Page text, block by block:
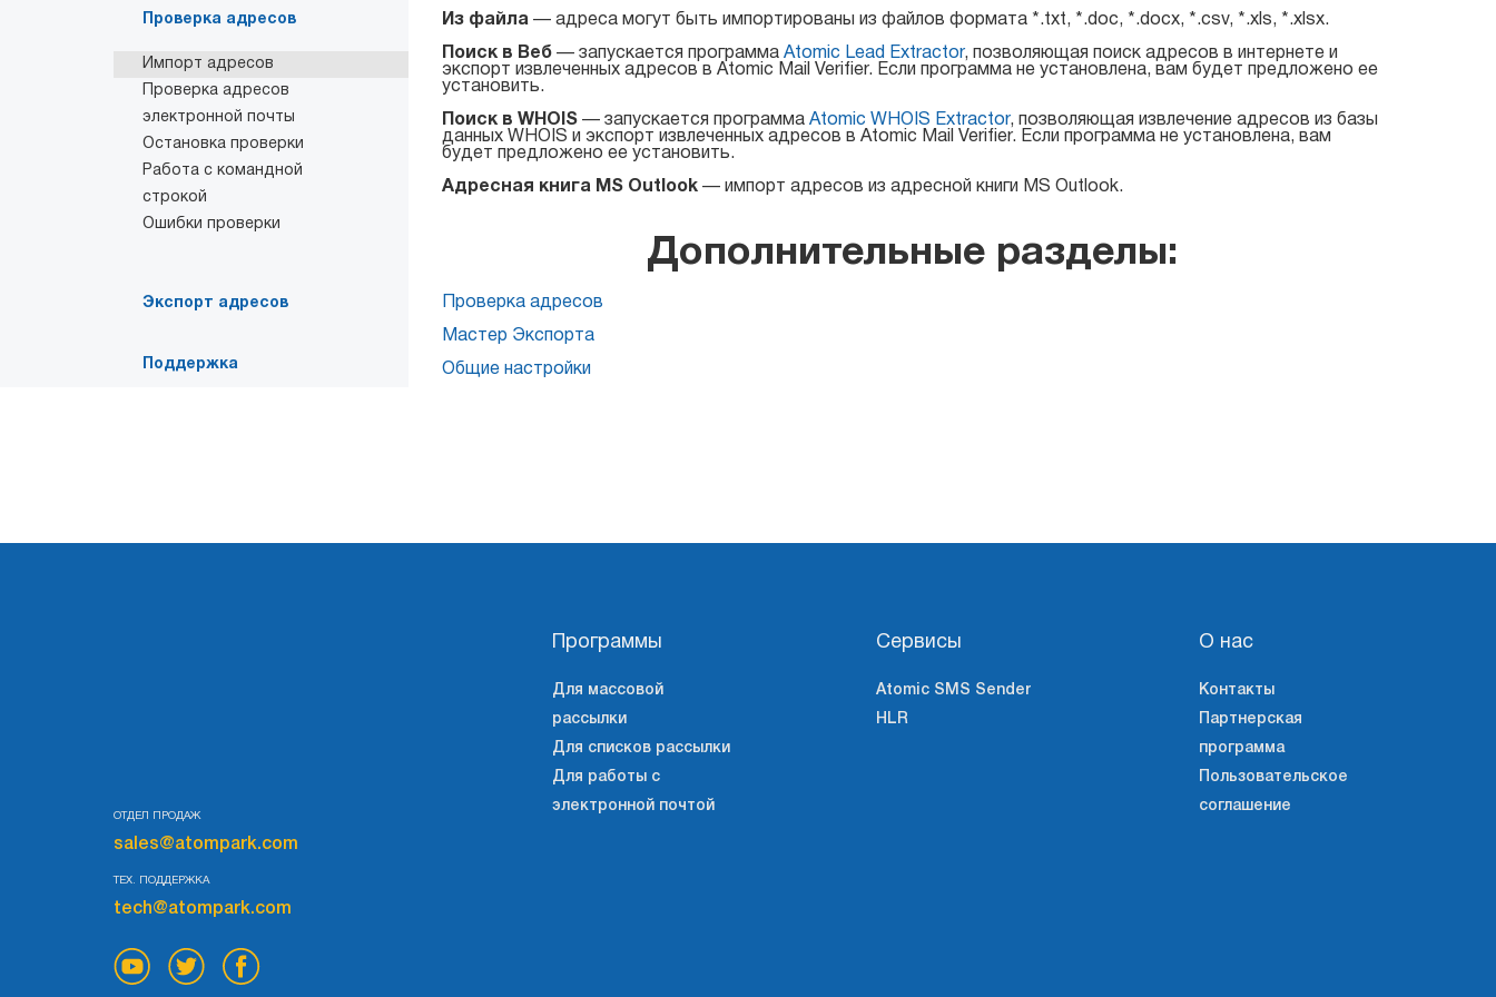
Проверка адресов
Импорт адресов
Проверка адресов
электронной почты
Остановка проверки
Работа с командной
строкой
Ошибки проверки
Экспорт адресов
Поддержка
Из файла — адреса могут быть импортированы из файлов формата *.txt, *.doc, *.docx, *.csv, *.xls, *.xlsx.
Поиск в Веб — запускается программа Atomic Lead Extractor, позволяющая поиск адресов в интернете и
экспорт извлеченных адресов в Atomic Mail Verifier. Если программа не установлена, вам будет предложено ее
установить.
Поиск в WHOIS — запускается программа Atomic WHOIS Extractor, позволяющая извлечение адресов из базы
данных WHOIS и экспорт извлеченных адресов в Atomic Mail Verifier. Если программа не установлена, вам
будет предложено ее установить.
Адресная книга MS Outlook — импорт адресов из адресной книги MS Outlook.
Дополнительные разделы:
Проверка адресов
Мастер Экспорта
Общие настройки
ОТДЕЛ ПРОДАЖ
sales@atompark.com
ТЕХ. ПОДДЕРЖКА
tech@atompark.com
Программы
Для массовой
рассылки
Для списков рассылки
Для работы с
электронной почтой
Сервисы
Atomic SMS Sender
HLR
О нас
Контакты
Партнерская
программа
Пользовательское
соглашение